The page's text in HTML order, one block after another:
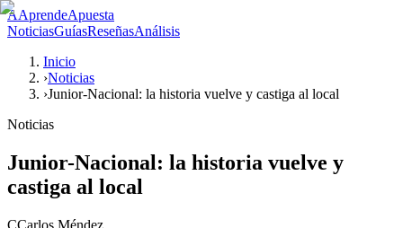
AAprendeApuesta
NoticiasGuíasReseñasAnálisis
Inicio
›Noticias
›Junior-Nacional: la historia vuelve y castiga al local
Noticias
Junior-Nacional: la historia vuelve y
castiga al local
CCarlos Méndez